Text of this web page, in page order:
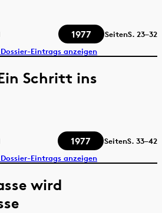
1977 SeitenS. 23–32
Eintrags anzeigen
Schritt ins
1977 SeitenS. 33–42
Eintrags anzeigen
wird